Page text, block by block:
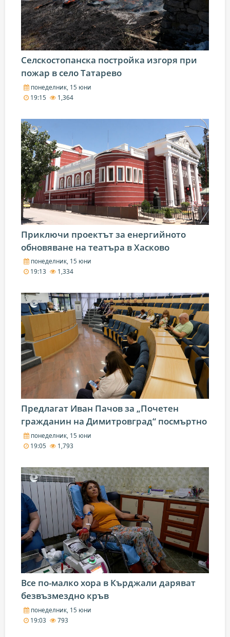
Селскостопанска постройка изгоря при
пожар в село Татарево
понеделник, 15 юни
19:15
1,364
Приключи проектът за енергийното
обновяване на театъра в Хасково
понеделник, 15 юни
19:13
1,334
Предлагат Иван Пачов за „Почетен
гражданин на Димитровград“ посмъртно
понеделник, 15 юни
19:05
1,793
Все по-малко хора в Кърджали даряват
безвъзмездно кръв
понеделник, 15 юни
19:03
793